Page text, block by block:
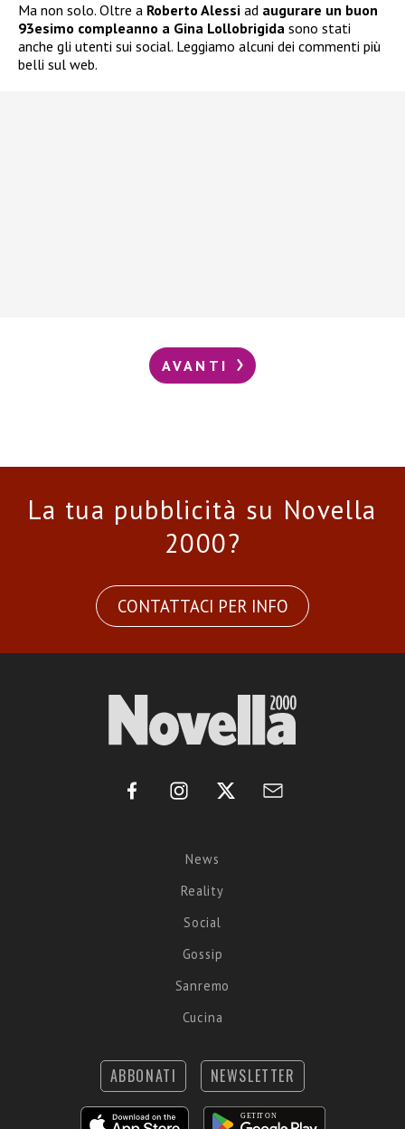
Ma non solo. Oltre a Roberto Alessi ad augurare un buon
93esimo compleanno a Gina Lollobrigida sono stati
anche gli utenti sui social. Leggiamo alcuni dei commenti più
belli sul web.
AVANTI
La tua pubblicità su Novella
2000?
CONTATTACI PER INFO
News
Reality
Social
Gossip
Sanremo
Cucina
ABBONATI NEWSLETTER